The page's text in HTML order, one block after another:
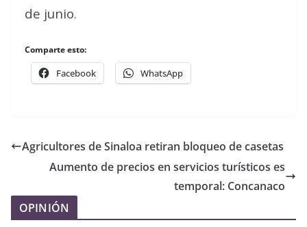
de junio.
Comparte esto:
Facebook WhatsApp
Agricultores de Sinaloa retiran bloqueo de casetas
Aumento de precios en servicios turísticos es
temporal: Concanaco
OPINIÓN